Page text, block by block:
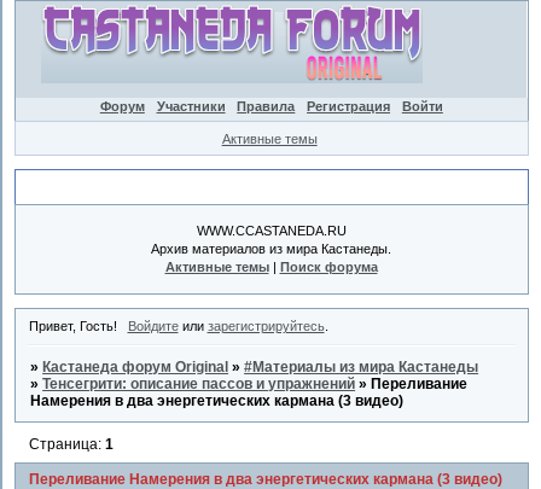
Форум Участники Правила Регистрация Войти
Активные темы
WWW.CCASTANEDA.RU
Архив материалов из мира Кастанеды.
Активные темы| Поиск форума
Привет, Гость! Войдитеили зарегистрируйтесь.
» Кастанеда форум Original »#Материалы из мира Кастанеды
»Тенсегрити: описание пассов и упражнений » Переливание
Намерения в два энергетических кармана (3 видео)
Переливание Намерения в два энергетических кармана (3 видео)
Страница:1